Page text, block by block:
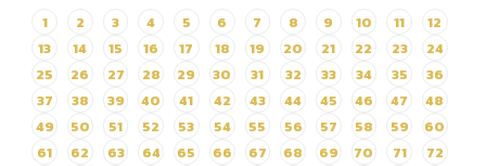
ประกาศสอบราคาจ้างวาง
1 2 3 4 5 6 7 8 9 10 11
12
13
14 15 16 17 18 19 20 21 22 23
24
25
26 27 28 29 30 31 32 33 34 35
36
37
38 39 40 41 42 43 44 45 46 47
48
49
50 51 52 53 54 55 56 57 58 59
60
61
62 63 64 65 66 67 68 69 70 71
72